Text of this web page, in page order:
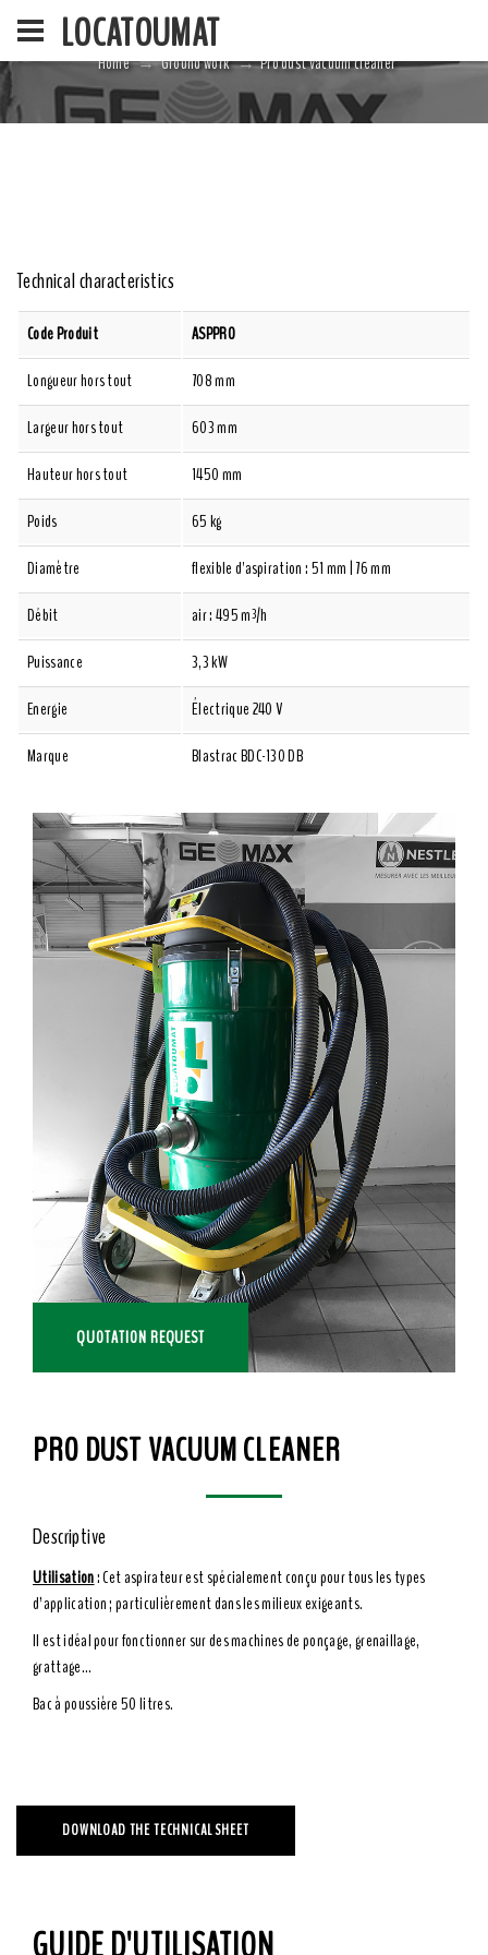
LOCATOUMAT
Home Ground work Pro dust vacuum cleaner
Technical characteristics
Code Produit
ASPPRO
Longueur hors tout
708 mm
Largeur hors tout
603 mm
Hauteur hors tout
1450 mm
Poids
65 kg
Diamètre
flexible d'aspiration : 51 mm | 76 mm
Débit
air : 495 m³/h
Puissance
3,3 kW
Energie
Électrique 240 V
Marque
Blastrac BDC-130 DB
QUOTATION REQUEST
PRO DUST VACUUM CLEANER
Descriptive
Utilisation: Cet aspirateur est spécialement conçu pour tous les types
d’application ; particulièrement dans les milieux exigeants.
Il est idéal pour fonctionner sur des machines de ponçage, grenaillage,
grattage…
Bac à poussière 50 litres.
DOWNLOAD THE TECHNICAL SHEET
GUIDE D'UTILISATION